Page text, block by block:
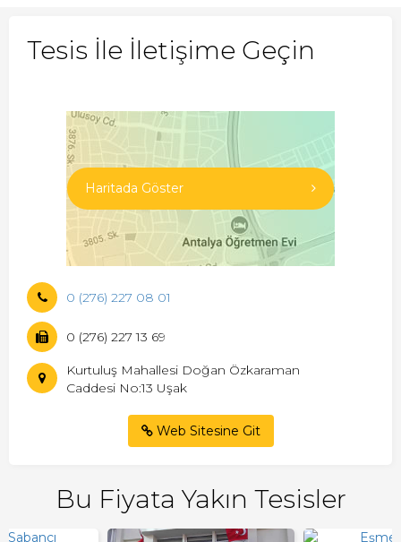
Tesis İle İletişime Geçin
Haritada Göster
0 (276) 227 08 01
0 (276) 227 13 69
Kurtuluş Mahallesi Doğan Özkaraman
Caddesi No:13 Uşak
Web Sitesine Git
Bu Fiyata Yakın Tesisler